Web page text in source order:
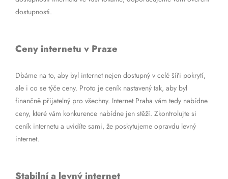
dostupnosti.
Ceny internetu v Praze
Dbáme na to, aby byl internet nejen dostupný v celé šíři pokrytí,
ale i co se týče ceny. Proto je ceník nastavený tak, aby byl
finančně přijatelný pro všechny. Internet Praha vám tedy nabídne
ceny, které vám konkurence nabídne jen stěží. Zkontrolujte si
ceník internetu a uvidíte sami, že poskytujeme opravdu levný
internet.
Stabilní a levný internet